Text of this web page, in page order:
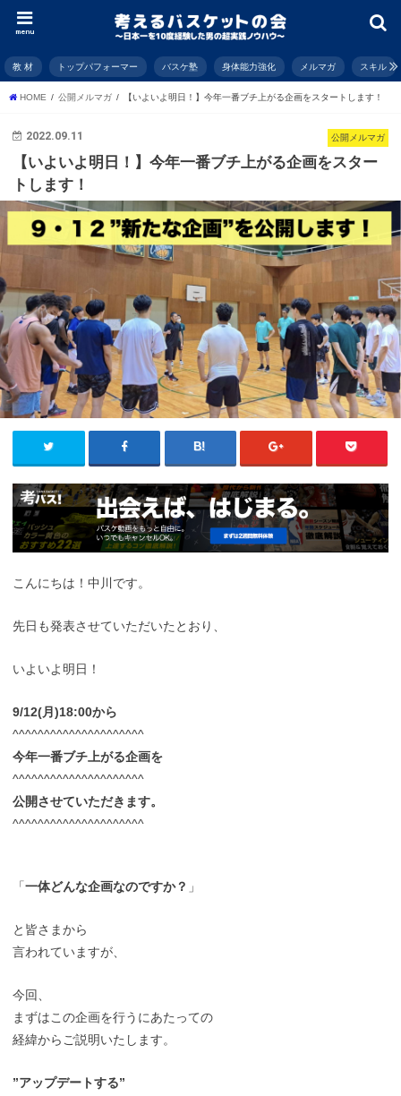
menu
教 材 トップパフォーマー バスケ塾 身体能力強化 メルマガ スキル
HOME 公開メルマガ 【いよいよ明日！】今年一番ブチ上がる企画をスタートします！
公開メルマガ
2022.09.11
【いよいよ明日！】今年一番ブチ上がる企画をスター
トします！
こんにちは！中川です。
先日も発表させていただいたとおり、
いよいよ明日！
9/12(月)18:00から
^^^^^^^^^^^^^^^^^^^^^
今年一番ブチ上がる企画を
^^^^^^^^^^^^^^^^^^^^^
公開させていただきます。
^^^^^^^^^^^^^^^^^^^^^
「一体どんな企画なのですか？ 」
と皆さまから
言われていますが、
今回、
まずはこの企画を行うにあたっての
経緯からご説明いたします。
”アップデートする”